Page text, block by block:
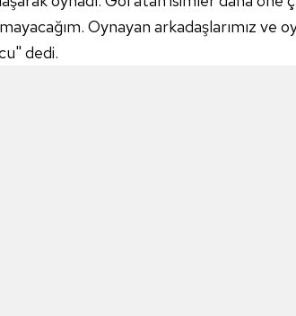
Oynayan arkadaşlarımız ve
dedi.